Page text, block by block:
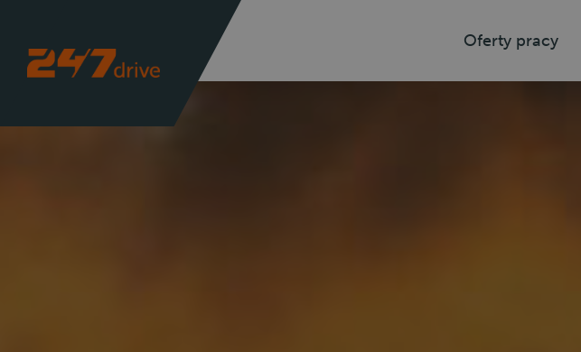
Oferty pracy